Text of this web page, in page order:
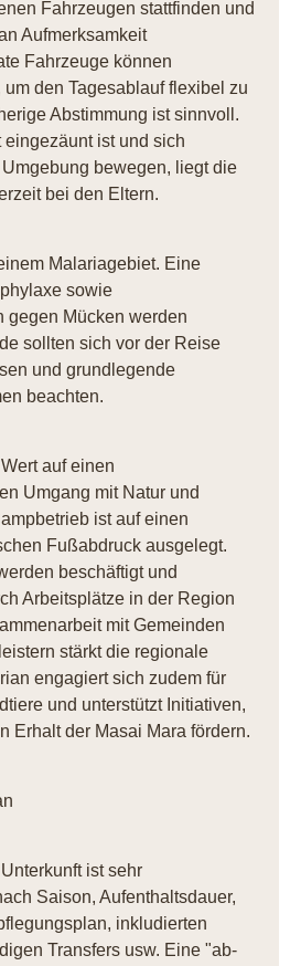
Fahrzeugen stattfinden und
Aufmerksamkeit
Fahrzeuge können
den Tagesablauf flexibel zu
Abstimmung ist sinnvoll.
eingezäunt ist und sich
bewegen, liegt die
bei den Eltern.
Malariagebiet. Eine
sowie
gegen Mücken werden
sollten sich vor der Reise
und grundlegende
beachten.
auf einen
Umgang mit Natur und
ist auf einen
Fußabdruck ausgelegt.
beschäftigt und
Arbeitsplätze in der Region
mit Gemeinden
stärkt die regionale
engagiert sich zudem für
und unterstützt Initiativen,
Erhalt der Masai Mara fördern.
ist sehr
Saison, Aufenthaltsdauer,
inkludierten
Transfers usw. Eine "ab-